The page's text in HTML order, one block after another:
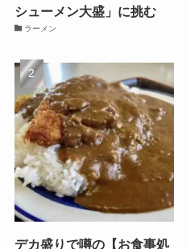
シューメン大盛」に挑む
ラーメン
デカ盛りで噂の【お食事処